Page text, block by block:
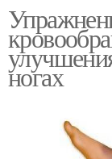
ногах